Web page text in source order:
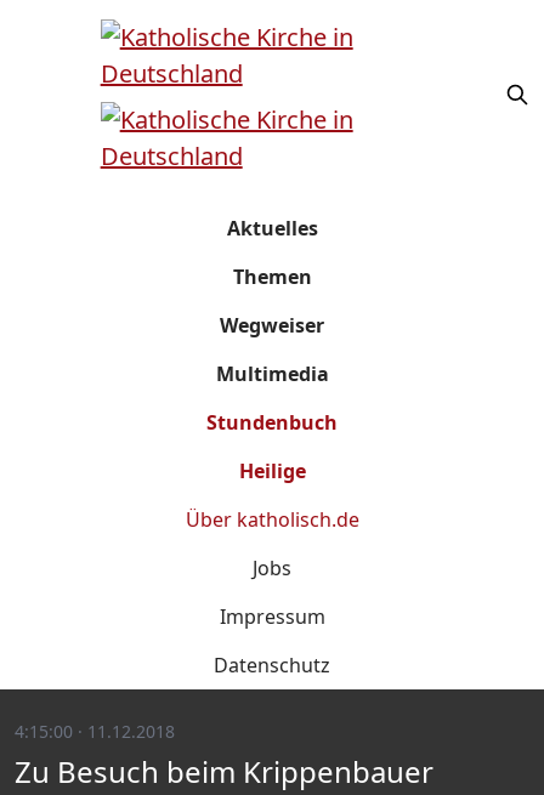
Aktuelles
Themen
Wegweiser
Multimedia
Stundenbuch
Heilige
Über katholisch.de
Jobs
Impressum
Datenschutz
4:15:00 · 11.12.2018
Zu Besuch beim Krippenbauer